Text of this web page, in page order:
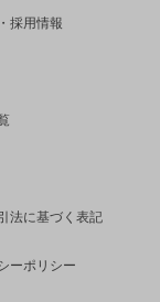
採用情報
法に基づく表記
ーポリシー